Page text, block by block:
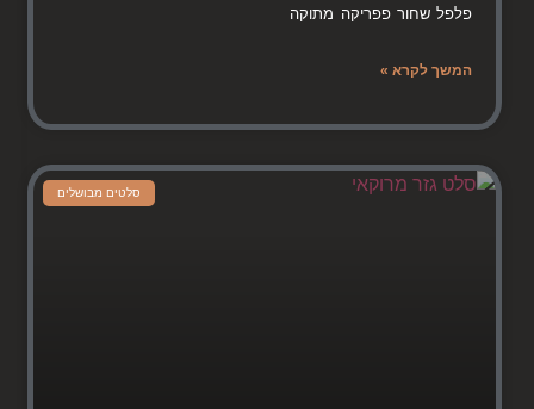
פלפל שחור פפריקה מתוקה
המשך לקרא »
סלטים מבושלים